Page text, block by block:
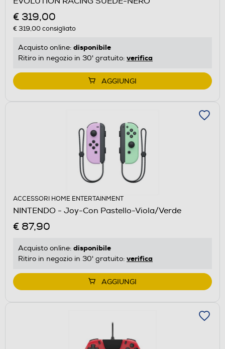
€ 319,00
€ 319,00consigliato
Acquisto online: disponibile
Ritiro in negozio in 30' gratuito: verifica
AGGIUNGI
ACCESSORI HOME ENTERTAINMENT
NINTENDO - Joy-Con Pastello-Viola/Verde
€ 87,90
Acquisto online: disponibile
Ritiro in negozio in 30' gratuito: verifica
AGGIUNGI